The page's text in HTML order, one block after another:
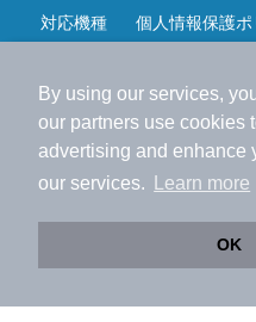
By using our services,
our partners use cookies
advertising and enhance
our services.
Learn more
OK
より使い
アプリで
サクサク動
対応機種 個人情報保護ポ
©NIFTY